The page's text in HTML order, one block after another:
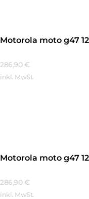
Motorola moto g47
286,90 €
inkl. MwSt.
Motorola moto g47
286,90 €
inkl. MwSt.